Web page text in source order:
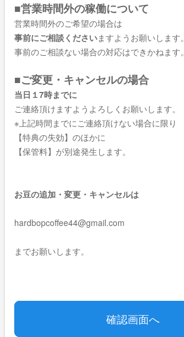
■営業時間外の稼働について
営業時間外のご希望の場合は
事前にご相談くださいますようお願いします。
事前のご相談ない場合の対応はできかねます。
■ご変更・キャンセルの場合
当日１7時までに
ご連絡頂けますようよろしくお願いします。
※上記時間までにご連絡頂けない場合に限り
【特典の失効】のほかに
【保管料】が別途発生します。
お豆の追加・変更・キャンセルは
hardbopcoffee44@gmail.com
までお願いします。